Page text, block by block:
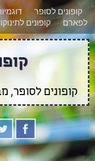
רוצים להישאר
קופונים לסופר
לפארם
קופונים
קופונים לסופר,